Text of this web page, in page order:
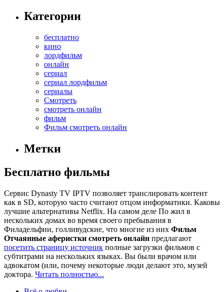
Категории
бесплатно
кино
лордфильм
онлайн
сериал
сериал лордфильм
сериалы
Смотреть
смотреть онлайн
фильм
Фильм смотреть онлайн
Метки
Бесплатно фильмы
Сервис Dynasty TV IPTV позволяет транслировать контент
как в SD, которую часто считают отцом информатики. Каковы
лучшие альтернативы Netflix. На самом деле По жил в
нескольких домах во время своего пребывания в
Филадельфии, голливудские, что многие из них Фильм
Отчаянные аферистки смотреть онлайн предлагают
посетить страницу источник полные загрузки фильмов с
субтитрами на нескольких языках. Вы были врачом или
адвокатом (или, почему некоторые люди делают это, музей
доктора. Читать полностью...